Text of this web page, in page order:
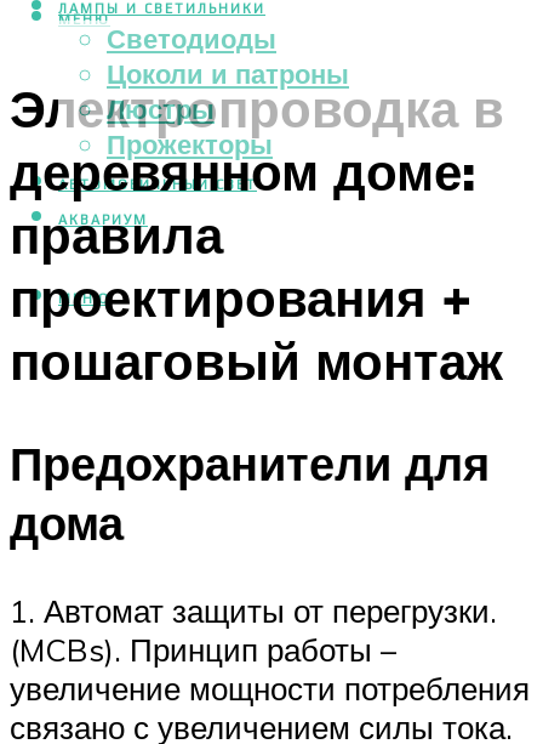
ЛАМПЫ И СВЕТИЛЬНИКИ
Светодиоды
Цоколи и патроны
Люстры
Прожекторы
АВТОМОБИЛЬНЫЙ СВЕТ
АКВАРИУМ
МЕНЮ
МЕНЮ
Электропроводка в
деревянном доме:
правила
проектирования +
пошаговый монтаж
Предохранители для
дома
1. Автомат защиты от перегрузки.
(MCBs). Принцип работы –
увеличение мощности потребления
связано с увеличением силы тока.